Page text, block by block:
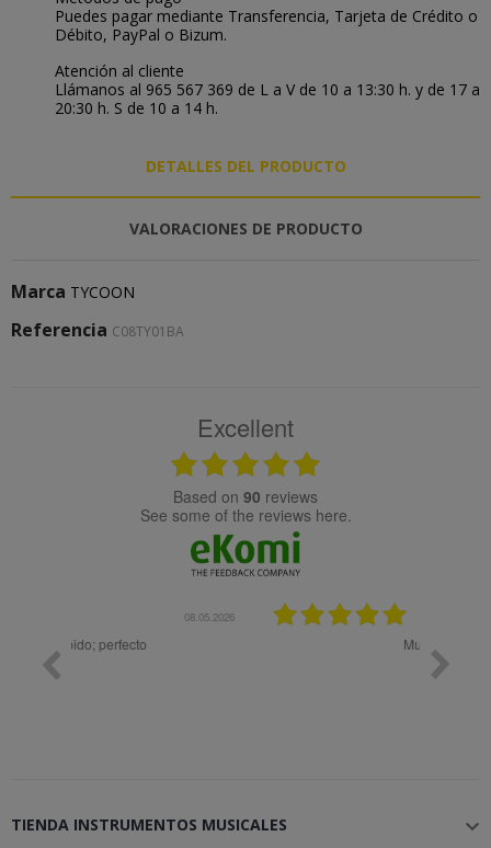
Puedes pagar mediante Transferencia, Tarjeta de Crédito o
Débito, PayPal o Bizum.
Atención al cliente
Llámanos al 965 567 369 de L a V de 10 a 13:30 h. y de 17 a
20:30 h. S de 10 a 14 h.
DETALLES DEL PRODUCTO
VALORACIONES DE PRODUCTO
Marca TYCOON
Referencia C08TY01BA
Excellent
based on 90 reviews
see some of the reviews here.
08.04.2026
TIENDA INSTRUMENTOS MUSICALES 